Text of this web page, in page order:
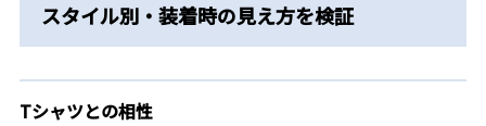
スタイル別・装着時の見え方を検証
Tシャツとの相性